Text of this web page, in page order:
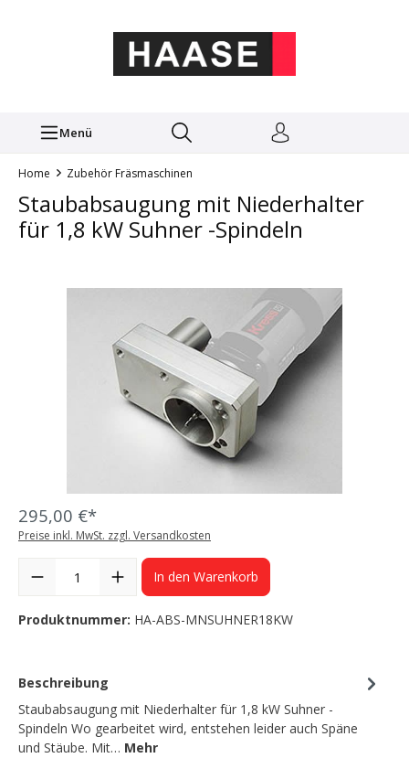
Menü
Home Zubehör Fräsmaschinen
Staubabsaugung mit Niederhalter
für 1,8 kW Suhner -Spindeln
295,00 €*
Preise inkl. MwSt. zzgl. Versandkosten
In den Warenkorb
Produktnummer: HA-ABS-MNSUHNER18KW
Beschreibung
Staubabsaugung mit Niederhalter für 1,8 kW Suhner -
Spindeln Wo gearbeitet wird, entstehen leider auch Späne
und Stäube. Mit… Mehr